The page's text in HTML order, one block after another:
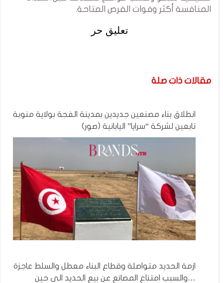
المنافسة أكثر وفوات الفرص المتاحة.
تعليق حر
مقالات ذات صلة
انطلاق بناء مصنعين جديدين بمدينة الفجة بولاية منوبة
تابعين لشركة “سرايا” اليابانية (صور)
ازمة الحديد متواصلة وقطاع البناء معطل والسلط عاجزة
…والسبب امتناع المصانع عن بيع الحديد الى حين